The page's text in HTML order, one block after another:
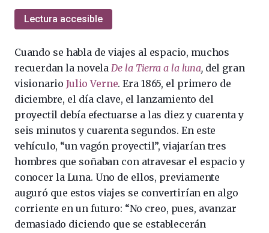
Lectura accesible
Cuando se habla de viajes al espacio, muchos
recuerdan la novelaDe la Tierra a la luna, del gran
visionarioJulio Verne. Era 1865, el primero de
diciembre, el día clave, el lanzamiento del
proyectil debía efectuarse a las diez y cuarenta y
seis minutos y cuarenta segundos. En este
vehículo, “un vagón proyectil”, viajarían tres
hombres que soñaban con atravesar el espacio y
conocer la Luna. Uno de ellos, previamente
auguró que estos viajes se convertirían en algo
corriente en un futuro: “No creo, pues, avanzar
demasiado diciendo que se establecerán